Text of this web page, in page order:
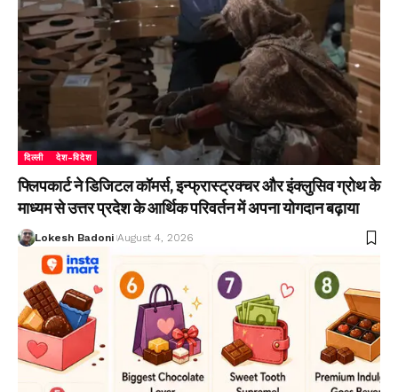
दिल्ली देश-विदेश
फ्लिपकार्ट ने डिजिटल कॉमर्स, इन्फ्रास्ट्रक्चर और इंक्लुसिव ग्रोथ के
माध्यम से उत्तर प्रदेश के आर्थिक परिवर्तन में अपना योगदान बढ़ाया
Lokesh Badoni August 4, 2026